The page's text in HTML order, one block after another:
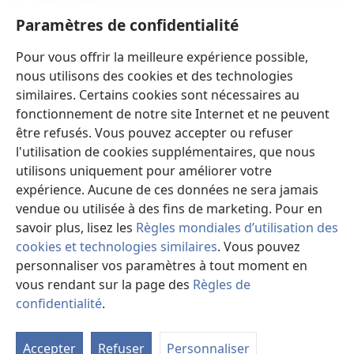
Paramètres de confidentialité
Pour vous offrir la meilleure expérience possible,
nous utilisons des cookies et des technologies
similaires. Certains cookies sont nécessaires au
fonctionnement de notre site Internet et ne peuvent
être refusés. Vous pouvez accepter ou refuser
l'utilisation de cookies supplémentaires, que nous
utilisons uniquement pour améliorer votre
expérience. Aucune de ces données ne sera jamais
vendue ou utilisée à des fins de marketing. Pour en
savoir plus, lisez les Règles mondiales d’utilisation des
cookies et technologies similaires. Vous pouvez
personnaliser vos paramètres à tout moment en
vous rendant sur la page des Règles de
confidentialité.
Accepter Refuser Personnaliser
fenêtre)Videowaa
Search
Sɩnʋʋ
Haɖɛ
(ouvre
une
nouvelle
fenêtre)
Intɛrnɛɛtɩ yɔɔ takayɩsɩ ɖɩzɩyɛ
(ouvre
une
nouvelle
fenêtre)
JW Hub ®
(ouvre
une
nouvelle
fenêtre)
Copyright© 2026 Watch Tower Bible and Tract Society of Pennsylvania.
TƲMƖYƐ LABƖNƲƲ PAƔTƲ
PARAMÈTRES DE CONFIDENTIALITÉ